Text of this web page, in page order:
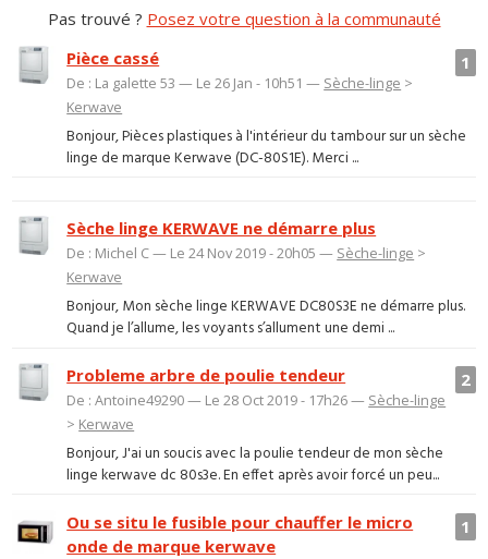
Pas trouvé ? Posez votre question à la communauté
1
Pièce cassé
De : La galette 53 — Le 26 Jan - 10h51 — Sèche-linge >
Kerwave
Bonjour, Pièces plastiques à l'intérieur du tambour sur un sèche
linge de marque Kerwave (DC-80S1E). Merci ...
Sèche linge KERWAVE ne démarre plus
De : Michel C — Le 24 Nov 2019 - 20h05 — Sèche-linge >
Kerwave
Bonjour, Mon sèche linge KERWAVE DC80S3E ne démarre plus.
Quand je l’allume, les voyants s’allument une demi ...
2
Probleme arbre de poulie tendeur
De : Antoine49290 — Le 28 Oct 2019 - 17h26 — Sèche-linge
> Kerwave
Bonjour, J'ai un soucis avec la poulie tendeur de mon sèche
linge kerwave dc 80s3e. En effet après avoir forcé un peu...
1
Ou se situ le fusible pour chauffer le micro
onde de marque kerwave